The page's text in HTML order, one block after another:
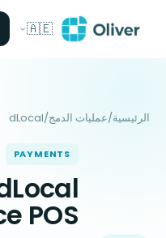
🇦🇪
الرئيسية/عمليات الدمج/
dLocal
PAYMENTS
POS